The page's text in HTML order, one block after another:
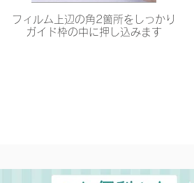
フィルム上辺の角2箇所をしっかり
ガイド枠の中に押し込みます